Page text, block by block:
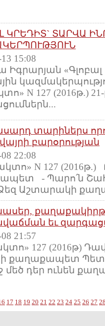
ԿՐԵԴԻՏ` ՏԱՐՎԱ
15:08
Իգրարյան
N 127 (2016թ.)
տարիներս
բարօրության
22:08
N 127
- Պարո՛ն
Ձեզ Աշտարակի
եւ
21:57
127 (2016թ)
քաղաքապետ
մեծ դեր ունեն
17 18 19 20 21 22 23 24 25 26 27